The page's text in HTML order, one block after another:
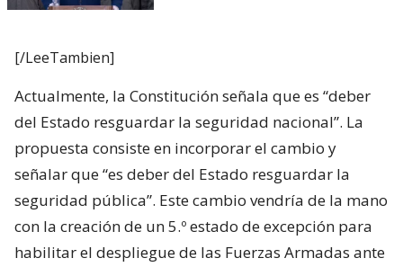
[/LeeTambien]
Actualmente, la Constitución señala que es “deber
del Estado resguardar la seguridad nacional”. La
propuesta consiste en incorporar el cambio y
señalar que “es deber del Estado resguardar la
seguridad pública”. Este cambio vendría de la mano
con la creación de un 5.º estado de excepción para
habilitar el despliegue de las Fuerzas Armadas ante